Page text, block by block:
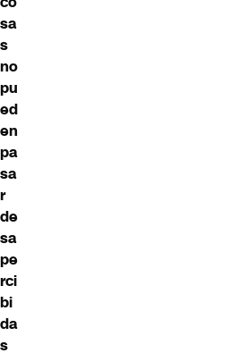
sa
s
no
pu
ed
en
pa
sa
r
de
sa
pe
rci
bi
da
s